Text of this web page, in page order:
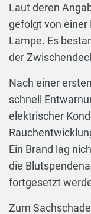
Laut deren
gefolgt von einer
Lampe. Es
der
Nach einer
schnell
elektrischer
Ein Brand lag
die
fortgesetzt
Zum